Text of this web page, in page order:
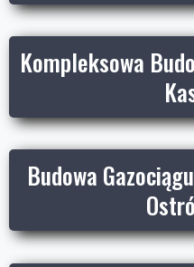
Kompleksowa
Budowa